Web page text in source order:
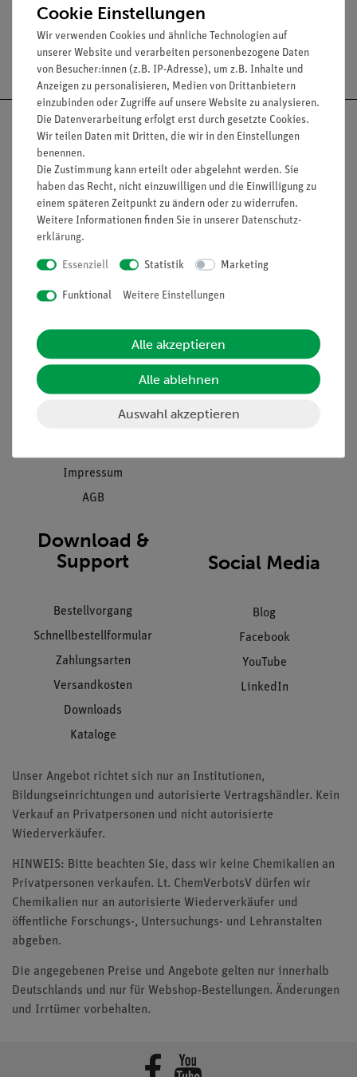
Versandkostenfrei ab 300,- €
Nach oben
Informationen
Unternehmen
Kontakt
Impressum
AGB
Übersicht Service
Inventarisierungs- &
Einräumservice
Inbetriebnahme & Schulungen
Kundendienst
Download &
Support
Bestellvorgang
Schnellbestellformular
Zahlungsarten
Versandkosten
Downloads
Kataloge
Social Media
Blog
Facebook
YouTube
LinkedIn
Unser Angebot richtet sich nur an Institutionen,
Bildungseinrichtungen und autorisierte Vertragshändler. Kein
Verkauf an Privatpersonen und nicht autorisierte
Wiederverkäufer.
HINWEIS: Bitte beachten Sie, dass wir keine Chemikalien an
Privatpersonen verkaufen. Lt. ChemVerbotsV dürfen wir
Chemikalien nur an autorisierte Wiederverkäufer und
öffentliche Forschungs-, Untersuchungs- und Lehranstalten
abgeben.
Die angegebenen Preise und Angebote gelten nur innerhalb
Deutschlands und nur für Webshop-Bestellungen. Änderungen
und Irrtümer vorbehalten.
Cookie Einstellungen
Wir verwenden Cookies und ähnliche Technologien auf
unserer Website und verarbeiten personenbezogene Daten
von Besucher:innen (z.B. IP-Adresse), um z.B. Inhalte und
Anzeigen zu personalisieren, Medien von Drittanbietern
einzubinden oder Zugriffe auf unsere Website zu analysieren.
Die Datenverarbeitung erfolgt erst durch gesetzte Cookies.
Wir teilen Daten mit Dritten, die wir in den Einstellungen
benennen.
Die Zustimmung kann erteilt oder abgelehnt werden. Sie
haben das Recht, nicht einzuwilligen und die Einwilligung zu
einem späteren Zeitpunkt zu ändern oder zu widerrufen.
Weitere Informationen finden Sie in unserer Daten­schutz­
erklärung.
Essenziell Statistik Marketing
Funktional Weitere Einstellungen
Alle akzeptieren
Alle ablehnen
Auswahl akzeptieren